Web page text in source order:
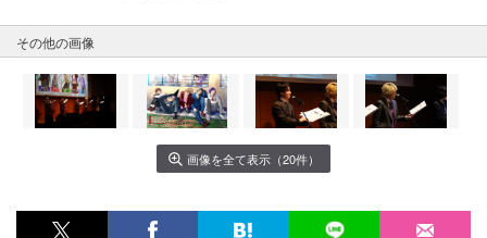
その他の画像
画像を全て表示（20件）